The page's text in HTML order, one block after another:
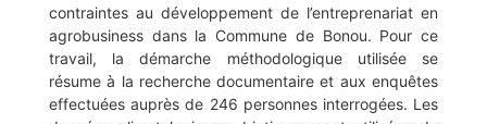
contraintes au développement de l’entreprenariat en
agrobusiness dans la Commune de Bonou. Pour ce
travail, la démarche méthodologique utilisée se
résume à la recherche documentaire et aux enquêtes
effectuées auprès de 246 personnes interrogées. Les